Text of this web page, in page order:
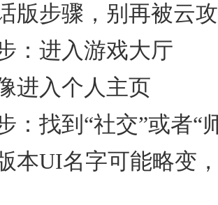
版步骤，别再被云
：进入游戏大厅
进入个人主页
：找到“社交”或者“
本UI名字可能略变